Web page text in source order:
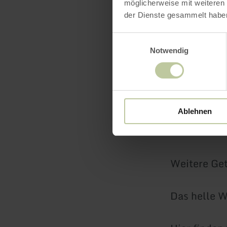
möglicherweise mit
der Dienste gesammelt
Notwendig
Ablehnen
Die Küche
Ebenen
Diie Küche
Kaffee und
Weitere
Das helle